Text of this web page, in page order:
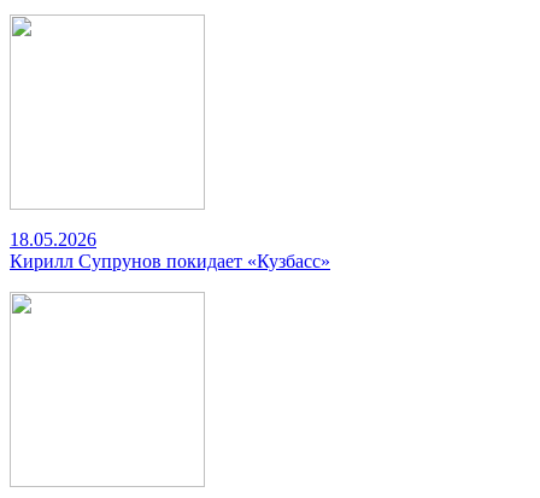
18.05.2026
Кирилл Супрунов покидает «Кузбасс»